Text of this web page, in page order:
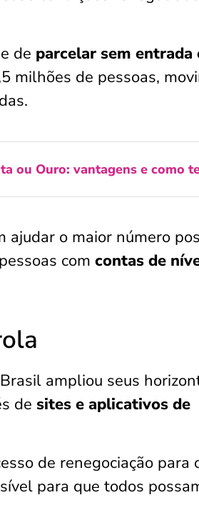
de parcelar sem entrada
milhões de pessoas,
ou Ouro: vantagens e como
ajudar o maior número
com contas de
ampliou seus
de sites e aplicativos de
de renegociação para
para que todos